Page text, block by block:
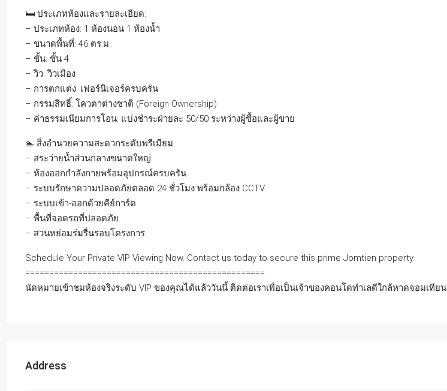
🛏️ ประเภทห้องและรายละเอียด:
– ประเภทห้อง: 1 ห้องนอน 1 ห้องน้ำ
– ขนาดพื้นที่: 46 ตร.ม.
– ชั้น: ชั้น 4
– วิว: วิวเมือง
– การตกแต่ง: เฟอร์นิเจอร์ครบครัน
– กรรมสิทธิ์: โควตาต่างชาติ (Foreign Ownership)
– ค่าธรรมเนียมการโอน: แบ่งชำระฝ่ายละ 50/50 ระหว่างผู้ซื้อและผู้ขาย
🏊 สิ่งอำนวยความสะดวกระดับพรีเมียม:
– สระว่ายน้ำส่วนกลางขนาดใหญ่
– ห้องออกกำลังกายพร้อมอุปกรณ์ครบครัน
– ระบบรักษาความปลอดภัยตลอด 24 ชั่วโมง พร้อมกล้อง CCTV
– ระบบเข้า-ออกด้วยคีย์การ์ด
– พื้นที่จอดรถที่ปลอดภัย
– สวนหย่อมร่มรื่นรอบโครงการ
Schedule Your Private VIP Viewing Now. Contact us today to secure this prime Jomtien property.
==================================================
นัดหมายเข้าชมห้องจริงระดับ VIP ของคุณได้แล้ววันนี้ ติดต่อเราเพื่อเป็นเจ้าของคอนโดทำเลดีใกล้หาดจอมเทียน
Address